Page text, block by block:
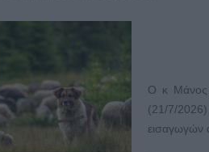
Ο κ Μάνος
(21/7/
εισαγωγών